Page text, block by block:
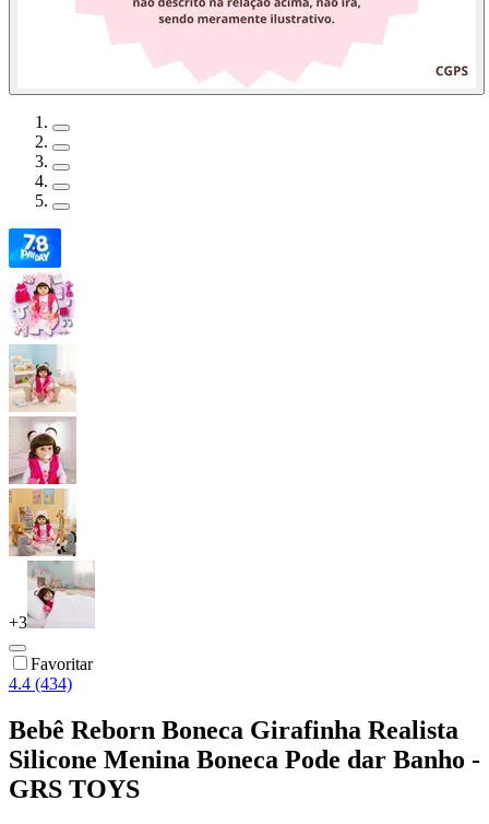
+3
Favoritar
4.4 (434)
Bebê Reborn Boneca Girafinha Realista
Silicone Menina Boneca Pode dar Banho -
GRS TOYS